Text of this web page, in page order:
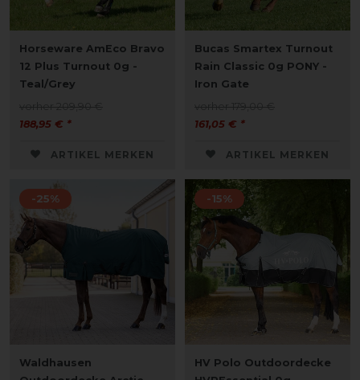
Horseware AmEco Bravo
12 Plus Turnout 0g -
Teal/Grey
188,95 € *
ARTIKEL MERKEN
Bucas Smartex Turnout
Rain Classic 0g PONY -
Iron Gate
161,05 € *
ARTIKEL MERKEN
-25%
Waldhausen
-15%
HV Polo Outdoordecke